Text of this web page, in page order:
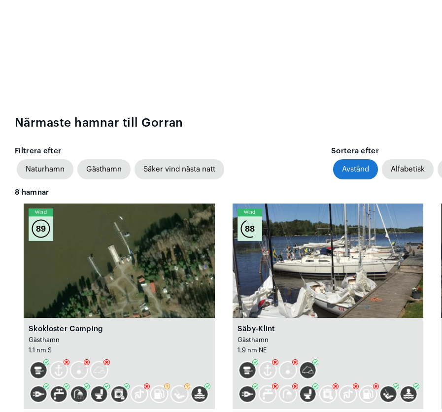
Närmaste hamnar till Gorran
Filtrera efter
Naturhamn Gästhamn Säker vind nästa natt
Sortera efter
Avstånd Alfabetisk
8 hamnar
Wind
89
Skokloster Camping
Gästhamn
1.1 nm S
Wind
88
Säby-Klint
Gästhamn
1.9 nm NE